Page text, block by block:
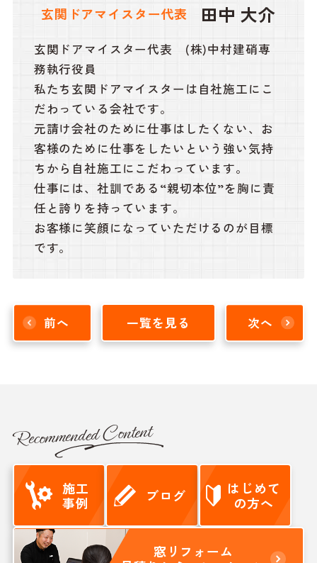
玄関ドアマイスター代表 田中 大介
玄関ドアマイスター代表 (株)中村建硝専
務執行役員
私たち玄関ドアマイスターは自社施工にこ
だわっている会社です。
元請け会社のために仕事はしたくない、お
客様のために仕事をしたいという強い気持
ちから自社施工にこだわっています。
仕事には、社訓である“親切本位”を胸に責
任と誇りを持っています。
お客様に笑顔になっていただけるのが目標
です。
前へ 一覧を見る 次へ
Recommended Content
施工
事例
ブログ
はじめて
の方へ
窓リフォーム